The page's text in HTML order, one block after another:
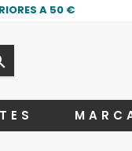
A 50 €